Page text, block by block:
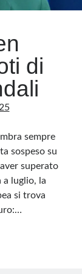
di
sempre
sospeso su
superato
a luglio, la
si trova